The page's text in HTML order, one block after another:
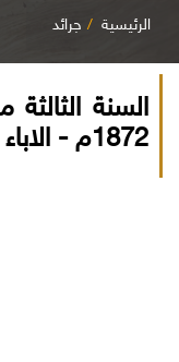
الرئيسية جرائد
السنة الثالثة
1872م - الاباء اليسوعيون